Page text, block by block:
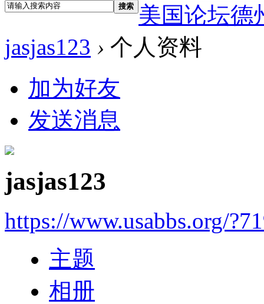
搜索
美国论坛德
jasjas123 › 个人资料
加为好友
发送消息
jasjas123
https://www.usabbs.org/
主题
相册